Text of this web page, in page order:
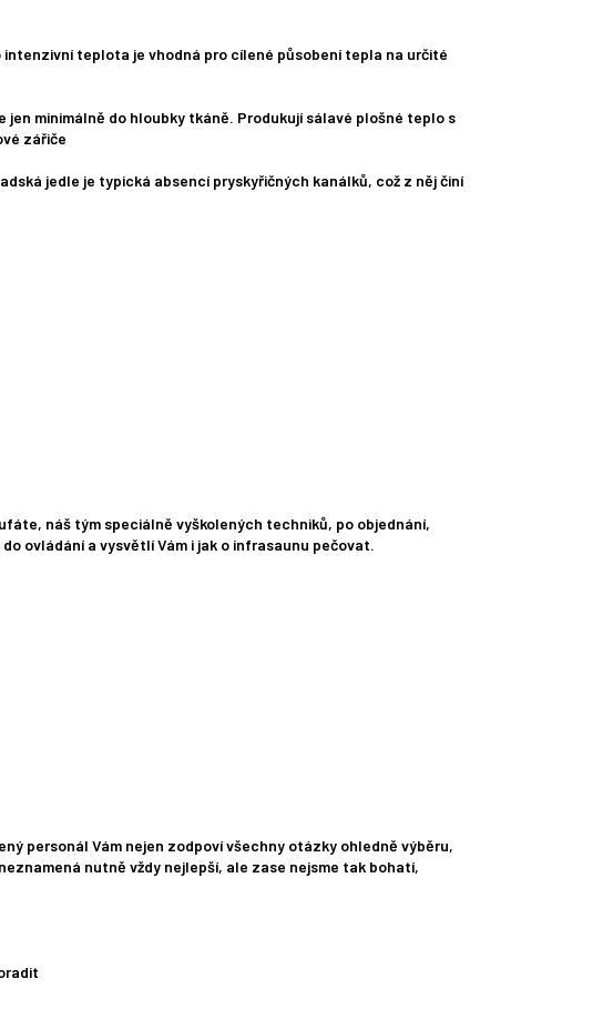
teplota je vhodná pro cílené působení tepla na určité
minimálně do hloubky tkáně. Produkují sálavé plošné teplo s
zářiče
jedle je typická absencí pryskyřičných kanálků, což z něj činí
náš tým speciálně vyškolených techniků, po objednání,
ovládání a vysvětlí Vám i jak o infrasaunu pečovat.
personál Vám nejen zodpoví všechny otázky ohledně výběru,
nutně vždy nejlepší, ale zase nejsme tak bohatí,